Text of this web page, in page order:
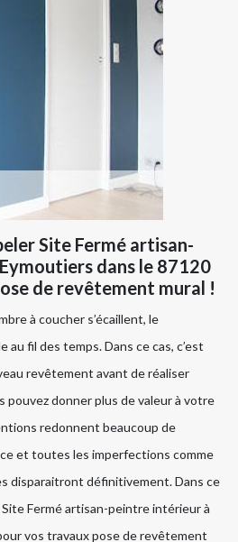
Site Fermé artisan-
dans le 87120
de revêtement mural !
à coucher s’écaillent, le
fil des temps. Dans ce cas, c’est
revêtement avant de réaliser
pouvez donner plus de valeur à votre
redonnent beaucoup de
et toutes les imperfections comme
disparaitront définitivement. Dans ce
Site Fermé artisan-peintre intérieur à
vos travaux pose de revêtement